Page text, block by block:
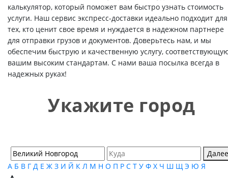
калькулятор, который поможет вам быстро узнать стоимость
услуги. Наш сервис экспресс-доставки идеально подходит для
тех, кто ценит свое время и нуждается в надежном партнере
для отправки грузов и документов. Доверьтесь нам, и мы
обеспечим быструю и качественную услугу,
вашим высоким стандартам. С нами ваша посылка всегда в
надежных руках!
Укажите город
Далее
А Б В Г Д Е Ж З И Й К Л М Н О П Р С Т У Ф Х Ч Ш Щ Э Ю Я